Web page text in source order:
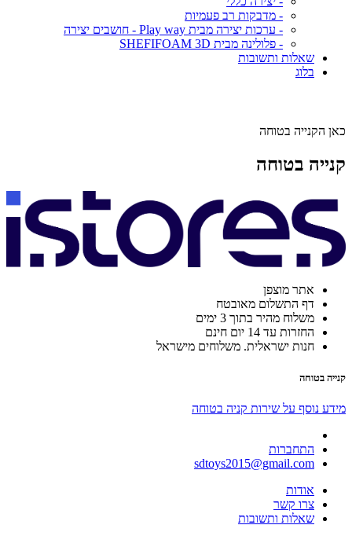
- מדבקות רב פעמיות
- ערכות יצירה מבית Play way - חושבים יצירה
- פלולינה מבית SHEFIFOAM 3D
שאלות ותשובות
בלוג
כאן הקנייה בטוחה
קנייה בטוחה
אתר מוצפן
דף התשלום מאובטח
משלוח מהיר בתוך 3 ימים
החזרות עד 14 יום חינם
חנות ישראלית. משלוחים מישראל
קנייה בטוחה
מידע נוסף על שירות קניה בטוחה
התחברות
sdtoys2015@gmail.com
אודות
צרו קשר
שאלות ותשובות